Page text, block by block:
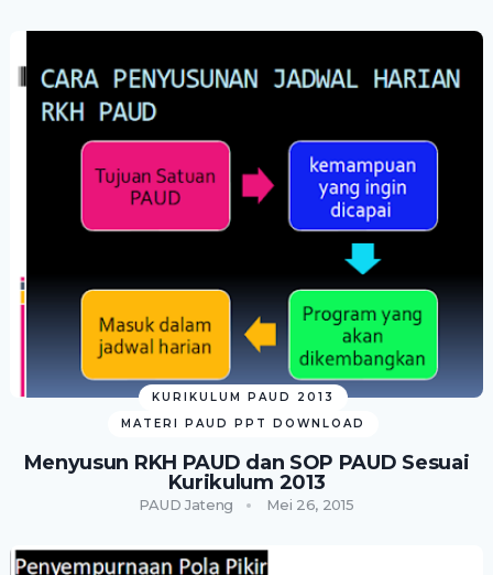
KURIKULUM PAUD 2013
MATERI PAUD PPT DOWNLOAD
Menyusun RKH PAUD dan SOP PAUD Sesuai
Kurikulum 2013
PAUD Jateng Mei 26, 2015